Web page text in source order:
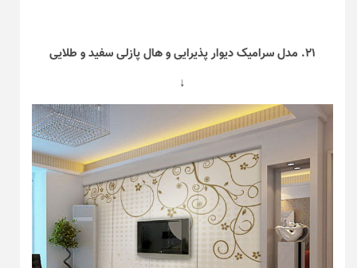
۲۱. مدل سرامیک دیوار پذیرایی و هال پازلی سفید و طلایی
↓